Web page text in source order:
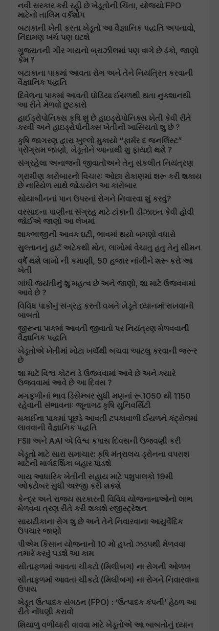
નવી સરકાર કરી રહી છે ખેડૂતોની ચિંતા, યોજ્યો FPO
માટેનો તાલિમ વર્કશોપ
બટાકાની ખેતી કરતા ખેડૂતો આ વૈજ્ઞાનિક પદ્ધતિ અપનાવો,
નિંદામણ ખર્ચ પણ ઘટશે
ગુજરાતની ગીર ગાયનો બ્રાઝીલમાં પણ વાગે છે ડંકો, જાણો
કેમ ?
બટાકાના પાકમાં આવતા રોગ અને તેને નિયંત્રિત કરવાની
વૈજ્ઞાનિક પદ્ધતિ
દિવેલના પાકમાં આવતી ઘોડિયા ઈયળથી થતા નુકશાનથી
આ રીતે મેળવો છુટકારો
હાઈડ્રોપોનિક્સ કૃષિ શું છે હાઇડ્રોપોનિક્સ ખેતી કેવી રીતે
કરવી અને હાઇડ્રોપોનીક્સ ખેતીની ખાસિયતો શુ છે ?
કૃષિ જાગરણ દ્વારા ખુલ્લો મુકાયો “ફાર્મર દ જનર્લિસ્ટ”
પ્રોગ્રામ જાણો, ખેડૂતોને આનાથી શુ ફાયદો થશે ?
સંગ્રહેલા અનાજની જીવાતોઅને તેનુ સંકલીત નિયંત્રણ
ગ્રામીણ કારોબારનો વિચારઃ ઓછા રોકાણમાં શરૂ કરી શકાય
છે નારિયેળ સાથે જોડાયેલ આ કારોબાર
સોયાબીનનાં પાન ઉપરનાં રોગને નિવારવા શું કરવું?
વરસાદના પાણીના સંગ્રહ માટે ટાંકાની ડીઝાઇન કેવી હોવી
જોઈએ જાણો આ લેખમાં
શાકભાજીની આવક ઘટી, ભાવમાં થયો બમણો વધારો
સુલ્તાનનું હાર્ટ અટેકથી મોત, લાખોમાં વેચાતુ હતુ તેનું સીમન
વર્ષે થશે લાખો ની કમાણી, 50 હજાર નાંખીને શરૂ કરો આ
ખેતી
ગાંધી જયંતીનું શુ મહત્વ છે અને જાણો, શા માટે ઉજવવામાં
આવે છે ?
વિવિધ પાકોનું સંગ્રહ કરતી વખતે ખેડૂતે ધ્યાનમાં રાખવાની
બાબતો
જીરૂના પાકમાં આવતી જીવાતો પર નિયંત્રણ મેળવવાની
વૈજ્ઞાનિક પદ્ધતિ
ખેડૂતોએ ખેતીમાં ખોટા ખર્ચથી બચવા આટલુ કરવાની જરૂર
છે
શા માટે વિશ્વ કોટન ડે ઉજવવામાં આવે છે અને ક્યારે
ઉજવવામાં આવે છે આ દિવસ ?
મગફળીનાં ભાવ ડિસેમ્બર સુધી મણનાં રૂ.1050 થી 1150
રહેવાની સંભાવનાઃ જૂનાગઢ કૃષિ યુનિવર્સિટી
મકાઈના પાકમાં પૂછડે આવતી ટપકાવાળી ઈયળને કંટ્રોલમાં
લાવવાની વૈજ્ઞાનિક પદ્ધતિ
FSII અને AAI એ વિશ્વ કપાસ દિવસની ઉજવણી કરી
ખેડૂતો માટે સારા સમાચાર: કૃષિ મંત્રાલય ડ્રોનના વપરાશ
માટેની માર્ગદર્શિકા બહાર પાડશે
ગાય આધારિક ખેતીની સહાય માટે પશુપાલકો 19મી
ઓક્ટોબર સુધી અરજી કરી શકશે
કેન્દ્ર અને રાજ્ય સરકારની વિવિધ યોજનાનાઓનો લાભ
મેળવવા ત્રણ રીતે કરી શકાશે રજીસ્ટ્રેશન
સાયટીકાના રોગ શુ છે અને તેને નિવારવાના આયુર્વેદિક
ઉપચાર જાણો
પીએમ કિસાન યોજનાનો 10 મો હપ્તો ઝડપથી મેળવવા
તમારે કરવું પડશે આ કામ
સીતાફળમાં આવતા ચીકટો (મિલીબગ) ના રોગની ઓળખ
સીતાફળમાં આવતા ચીકટો (મિલીબગ) ના રોગને નિવારવાના
ઉપાય
ખેડૂત ઉત્પાદક સંગઠન (FPO) : ‘ઉત્પાદક કંપની’ હેઠળ આ
રીતે નોંધણી કરાવો
શિયાળુ વળીયારી વાવવા માટે ખેડૂતોએ આ બાબતોનું ધ્યાન